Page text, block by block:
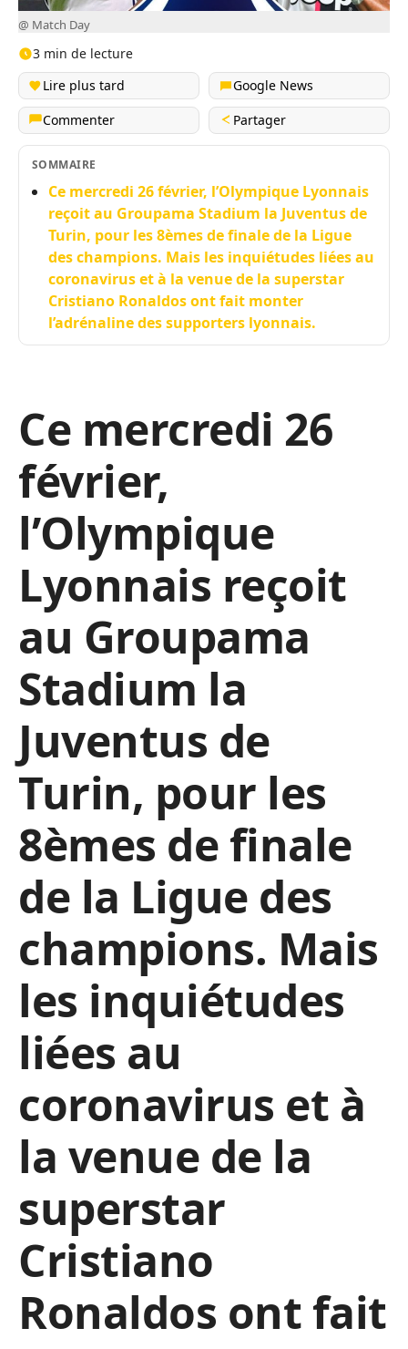
@ Match Day
3 min de lecture
Lire plus tard
Google News
Commenter
Partager
SOMMAIRE
Ce mercredi 26 février, l’Olympique Lyonnais
reçoit au Groupama Stadium la Juventus de
Turin, pour les 8èmes de finale de la Ligue
des champions. Mais les inquiétudes liées au
coronavirus et à la venue de la superstar
Cristiano Ronaldos ont fait monter
l’adrénaline des supporters lyonnais.
Ce mercredi 26
février,
l’Olympique
Lyonnais reçoit
au Groupama
Stadium la
Juventus de
Turin, pour les
8èmes de finale
de la Ligue des
champions. Mais
les inquiétudes
liées au
coronavirus et à
la venue de la
superstar
Cristiano
Ronaldos ont fait